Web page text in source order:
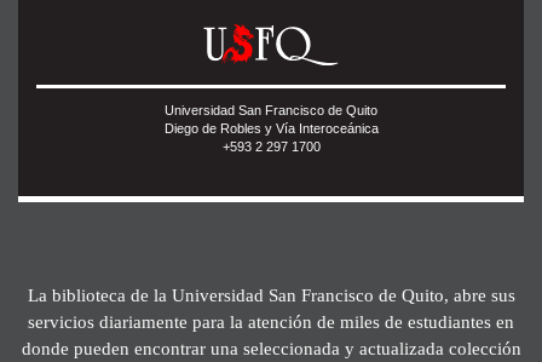
Universidad San Francisco de Quito
Diego de Robles y Vía Interoceánica
+593 2 297 1700
La biblioteca de la Universidad San Francisco de Quito, abre sus
servicios diariamente para la atención de miles de estudiantes en
donde pueden encontrar una seleccionada y actualizada colección